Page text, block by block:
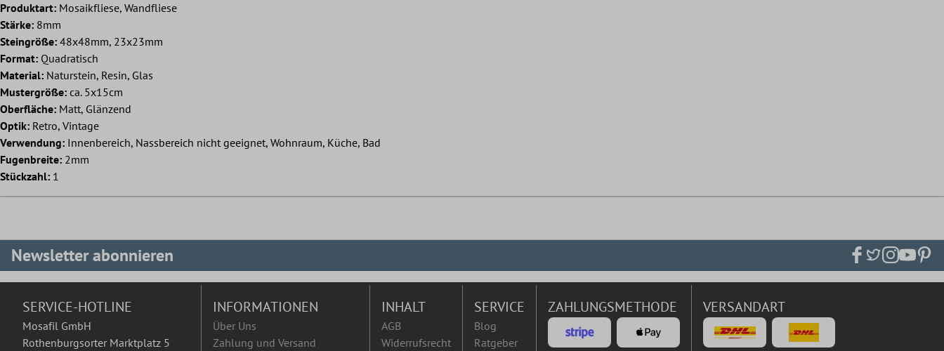
Produktart: Mosaikfliese, Wandfliese
Stärke: 8mm
Steingröße: 48x48mm, 23x23mm
Format: Quadratisch
Material: Naturstein, Resin, Glas
Mustergröße: ca. 5x15cm
Oberfläche: Matt, Glänzend
Optik: Retro, Vintage
Verwendung: Innenbereich, Nassbereich nicht geeignet, Wohnraum, Küche, Bad
Fugenbreite: 2mm
Stückzahl: 1
Newsletter abonnieren
SERVICE-HOTLINE
Mosafil GmbH
Rothenburgsorter Marktplatz 5
INFORMATIONEN
Über Uns
Zahlung und Versand
INHALT
AGB
Widerrufsrecht
SERVICE
Blog
Ratgeber
ZAHLUNGSMETHODE VERSANDART